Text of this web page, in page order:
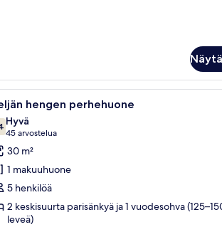
on näkymä kaupunkiin.
jossa on tietokone, tuoli ja televisio.
Hotellihuone, jossa
6 hengen perhehuone
kautta 10
Hyvä
45 arvostelua
(45
arvostelua)
30 m²
1 makuuhuone
5 henkilöä
2 keskisuurta parisänkyä ja 1 vuodesohva
leveä)